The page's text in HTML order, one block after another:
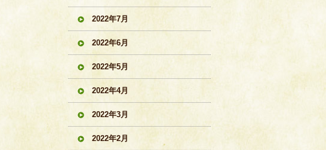
2022年7月
2022年6月
2022年5月
2022年4月
2022年3月
2022年2月